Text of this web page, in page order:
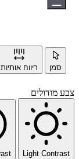
סמן ריווח אותיות
צבע מודולים
Light Contrast